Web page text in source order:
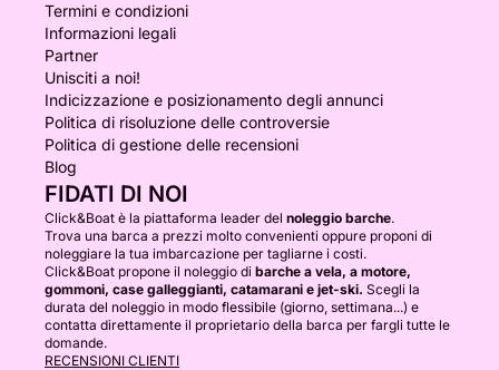
Termini e condizioni
Informazioni legali
Partner
Unisciti a noi!
Indicizzazione e posizionamento degli annunci
Politica di risoluzione delle controversie
Politica di gestione delle recensioni
Blog
FIDATI DI NOI
Click&Boat è la piattaforma leader del noleggio barche.
Trova una barca a prezzi molto convenienti oppure proponi di
noleggiare la tua imbarcazione per tagliarne i costi.
Click&Boat propone il noleggio di barche a vela, a motore,
gommoni, case galleggianti, catamarani e jet-ski. Scegli la
durata del noleggio in modo flessibile (giorno, settimana...) e
contatta direttamente il proprietario della barca per fargli tutte le
domande.
RECENSIONI CLIENTI